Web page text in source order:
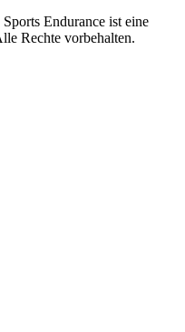
Endurance ist eine
Rechte vorbehalten.